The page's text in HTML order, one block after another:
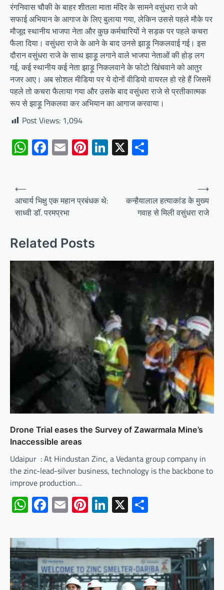
रंगनिवास चौकी के बाहर शीतला माता मंदिर के सामने वसुंधरा राजे को
सफाई अभियान के आगाज के लिए बुलाया गया, लेकिन उससे पहले मौके पर
मौजूद स्थानीय भाजपा नेता और कुछ कर्मचारियों ने सड़क पर पहले कचरा
फैला दिया। वसुंधरा राजे के आने के बाद उनसे झाड़ू निकलवाई गई। इस
दौरान वसुंधरा राजे के साथ झाड़ू लगाने वाले भाजपा नेताओं की होड़ लग
गई, कई स्थानीय कई नेता झाड़ू निकलवाने के फोटो खिंचवाने को आतुर
नजर आए। अब सोशल मीडिया पर ये दोनों वीडियो वायरल हो रहे हैं जिसमें
पहले तो कचरा फैलाया गया और उसके बाद वसुंधरा राजे से प्रतीकात्मक
रूप से झाड़ू निकलवा कर अभियान का आगाज करवाया।
Post Views: 1,094
WhatsApp
Facebook
EmailPinterest
LinkedIn
X
Post
navigation
⟵
आचार्य भिक्षु एक महान प्रबंधक थे:
साध्वी डॉ. परमप्रभा
कन्हैयालाल हत्याकांड के मुख्य
गवाह से मिली वसुंधरा राजे
⟶
Related Posts
Drone Trial eases the Survey of Zawarmala Mine’s
Inaccessible areas
Udaipur : At Hindustan Zinc, a Vedanta group company in
the zinc-lead-silver business, technology is the backbone to
improve production…
WhatsApp
Facebook
EmailPinterest
LinkedIn
X